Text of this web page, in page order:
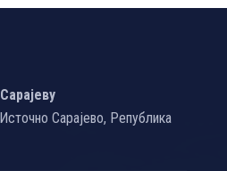
Сарајево, Република